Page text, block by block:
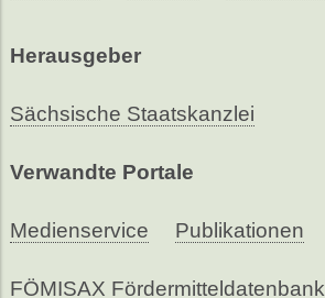
Herausgeber
Sächsische Staatskanzlei
Verwandte Portale
Medienservice Publikationen
FÖMISAX Fördermitteldatenbank